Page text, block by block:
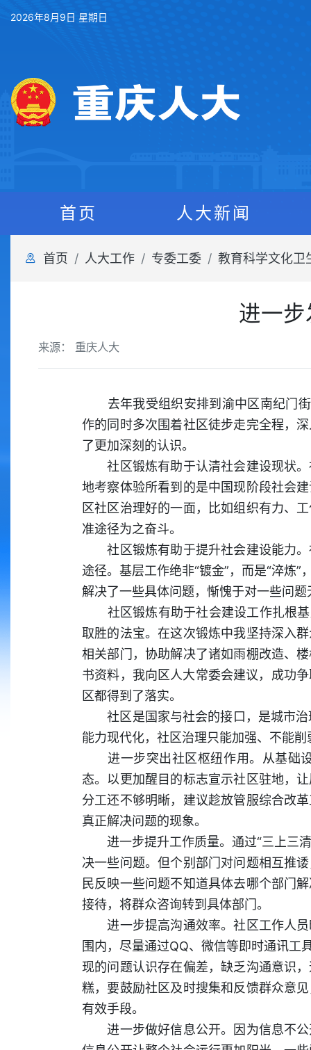
2026年8月9日 星期日
首页 人大新闻
首页 人大工作 专委工委 教育科学文化卫
进一
来源： 重庆人大
去年我受组织安排到渝中区南纪门街
作的同时多次围着社区徒步走完全程，
了更加深刻的认识。
社区锻炼有助于认清社会建设现状。
地考察体验所看到的是中国现阶段社会
区社区治理好的一面，比如组织有力、
准途径为之奋斗。
社区锻炼有助于提升社会建设能力。
途径。基层工作绝非“镀金”，而是“淬炼
解决了一些具体问题，惭愧于对一些问题
社区锻炼有助于社会建设工作扎根基
取胜的法宝。在这次锻炼中我坚持深入
相关部门，协助解决了诸如雨棚改造、
书资料，我向区人大常委会建议，成功
区都得到了落实。
社区是国家与社会的接口，是城市治
能力现代化，社区治理只能加强、不能
进一步突出社区枢纽作用。从基础设
态。以更加醒目的标志宣示社区驻地，
分工还不够明晰，建议趁放管服综合改
真正解决问题的现象。
进一步提升工作质量。通过“三上三清
决一些问题。但个别部门对问题相互推
民反映一些问题不知道具体去哪个部门
接待，将群众咨询转到具体部门。
进一步提高沟通效率。社区工作人员
围内，尽量通过QQ、微信等即时通讯工
现的问题认识存在偏差，缺乏沟通意识
糕，要鼓励社区及时搜集和反馈群众意
有效手段。
进一步做好信息公开。因为信息不公